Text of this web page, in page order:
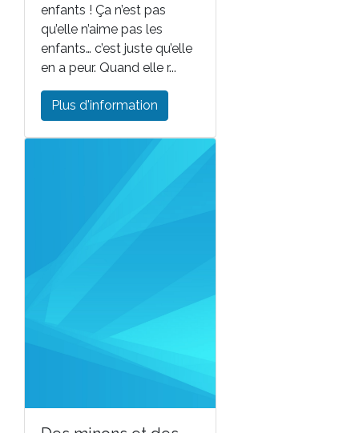
enfants ! Ça n’est pas
qu’elle n’aime pas les
enfants… c’est juste qu’elle
en a peur. Quand elle r...
Plus d'information